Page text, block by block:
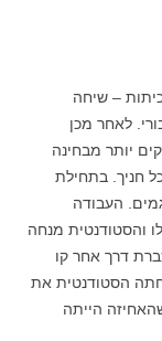
– שיחה
לאחר מכן
יותר מבחינה
חניך. בתחילת
העבודה
והסטודנטית מנחה
דרך אחר קו
הסטודנטית את
הייתה